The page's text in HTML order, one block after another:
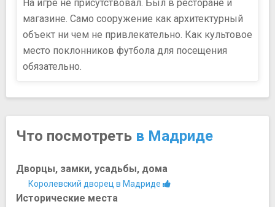
На игре не присутствовал. Был в ресторане и
магазине. Само сооружение как архитектурный
объект ни чем не привлекательно. Как культовое
место поклонников футбола для посещения
обязательно.
Что посмотреть в Мадриде
Дворцы, замки, усадьбы, дома
Королевский дворец в Мадриде
Исторические места